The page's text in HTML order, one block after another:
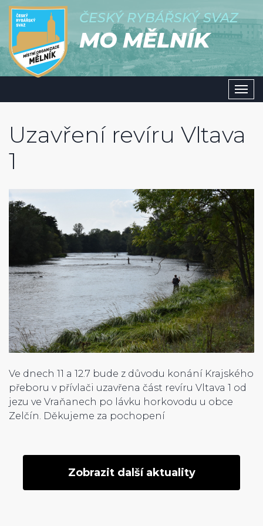
ČESKÝ RYBÁŘSKÝ SVAZ
MO MĚLNÍK
Uzavření revíru Vltava
1
Ve dnech 11 a 12.7 bude z důvodu konání Krajského
přeboru v přívlači uzavřena část revíru Vltava 1 od
jezu ve Vraňanech po lávku horkovodu u obce
Zelčín. Děkujeme za pochopení
Zobrazit další aktuality